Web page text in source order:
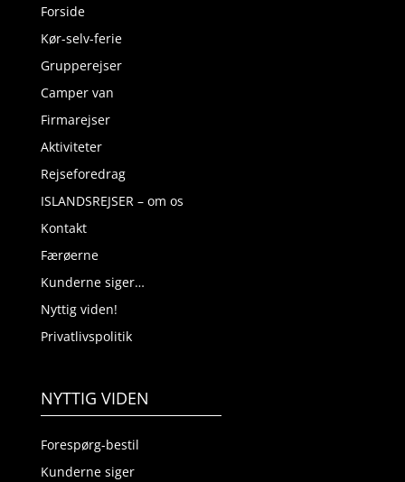
Forside
Kør-selv-ferie
Grupperejser
Camper van
Firmarejser
Aktiviteter
Rejseforedrag
ISLANDSREJSER – om os
Kontakt
Færøerne
Kunderne siger…
Nyttig viden!
Privatlivspolitik
NYTTIG VIDEN
Forespørg-bestil
Kunderne siger